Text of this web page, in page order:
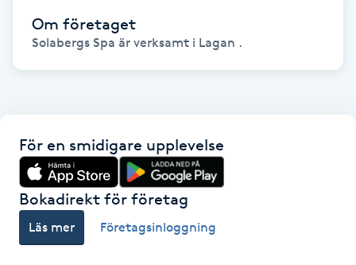
Gellack
Gravidyoga
Gruppträning
Om företaget
Solabergs Spa är verksamt i Lagan .
För en smidigare upplevelse
Bokadirekt för företag
Läs mer Företagsinloggning